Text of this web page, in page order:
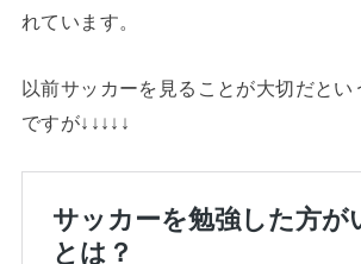
れています。
以前サッカーを見ることが大切だとい
ですが↓↓↓↓↓